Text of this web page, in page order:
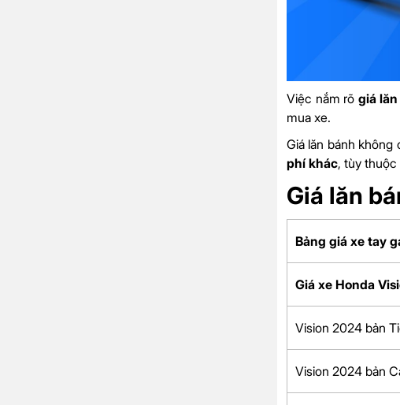
Việc nắm rõ giá
mua xe.
Giá lăn bánh
phí khác, tùy
Giá lăn
Bảng giá xe tay
Giá xe Honda
Vision 2024 bản
Vision 2024 bản